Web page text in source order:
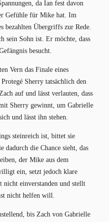
da Ian fest davon
Gefühle für Mike hat. Im
bezahlten Übergriffs zur Rede.
sein Sohn ist. Er möchte, dass
besucht.
Vern das Finale eines
Sherry tatsächlich den
auf und lässt verlauten, dass
Sherry gewinnt, um Gabrielle
und lässt ihn stehen.
steinreich ist, bittet sie
dadurch die Chance sieht, das
der Mike aus dem
ein, setzt jedoch klare
nicht einverstanden und stellt
nicht helfen will.
bis Zach von Gabrielle